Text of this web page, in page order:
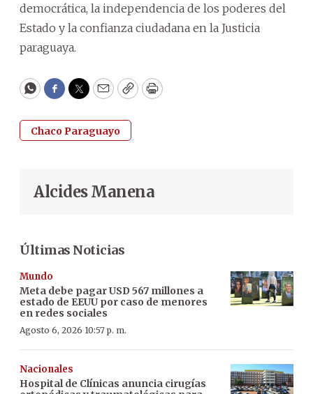
democrática, la independencia de los poderes del
Estado y la confianza ciudadana en la Justicia
paraguaya.
WhatsApp
Facebook
Twitter
EmailCopyPrint
Chaco Paraguayo
Alcides Manena
Últimas Noticias
Mundo
Meta debe pagar USD 567 millones a
estado de EEUU por caso de menores
en redes sociales
Agosto 6, 2026 10:57 p. m.
Nacionales
Hospital de Clínicas anuncia cirugías